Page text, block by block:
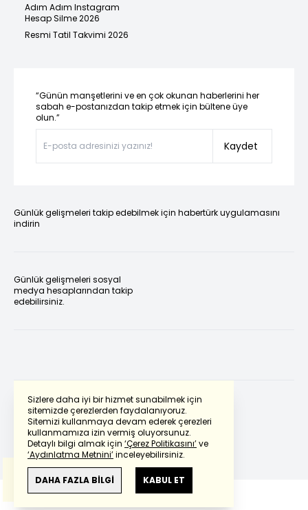
Sizlere daha iyi bir hizmet sunabilmek için
sitemizde çerezlerden faydalanıyoruz.
Sitemizi kullanmaya devam ederek çerezleri
kullanmamıza izin vermiş oluyorsunuz.
Detaylı bilgi almak için ‘Çerez Politikasını’ve
‘Aydınlatma Metnini’inceleyebilirsiniz.
DAHA FAZLA BİLGİ KABUL ET
Adım Adım Instagram
Hesap Silme 2026
Resmi Tatil Takvimi 2026
“Günün manşetlerini ve en çok okunan haberlerini her
sabah e-postanızdan takip etmek için bültene üye
olun.”
Kaydet
Günlük gelişmeleri takip edebilmek için habertürk uygulamasını
indirin
Günlük gelişmeleri sosyal
medya hesaplarından takip
edebilirsiniz.
Powered by Translate
Bu çevirideGoogle Transletekullanılmıştır.
Anlam ve çeviri hatalarından
haberturk.com
sorumlu değildir.